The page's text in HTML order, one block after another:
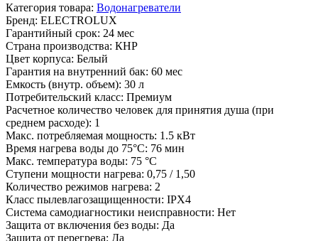
Категория товара: Водонагреватели
Бренд: ELECTROLUX
Гарантийный срок: 24 мес
Страна производства: КНР
Цвет корпуса: Белый
Гарантия на внутренний бак: 60 мес
Емкость (внутр. объем): 30 л
Потребительский класс: Премиум
Расчетное количество человек для принятия душа (при
среднем расходе): 1
Макс. потребляемая мощность: 1.5 кВт
Время нагрева воды до 75°С: 76 мин
Макс. температура воды: 75 °С
Ступени мощности нагрева: 0,75 / 1,50
Количество режимов нагрева: 2
Класс пылевлагозащищенности: IPX4
Система самодиагностики неисправности: Нет
Защита от включения без воды: Да
Защита от перегрева: Да